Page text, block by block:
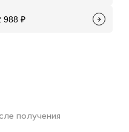
988 ₽
получения